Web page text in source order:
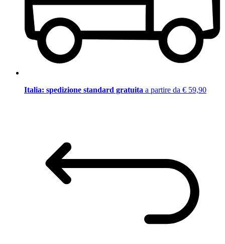
Italia: spedizione standard gratuita a partire da € 59,90